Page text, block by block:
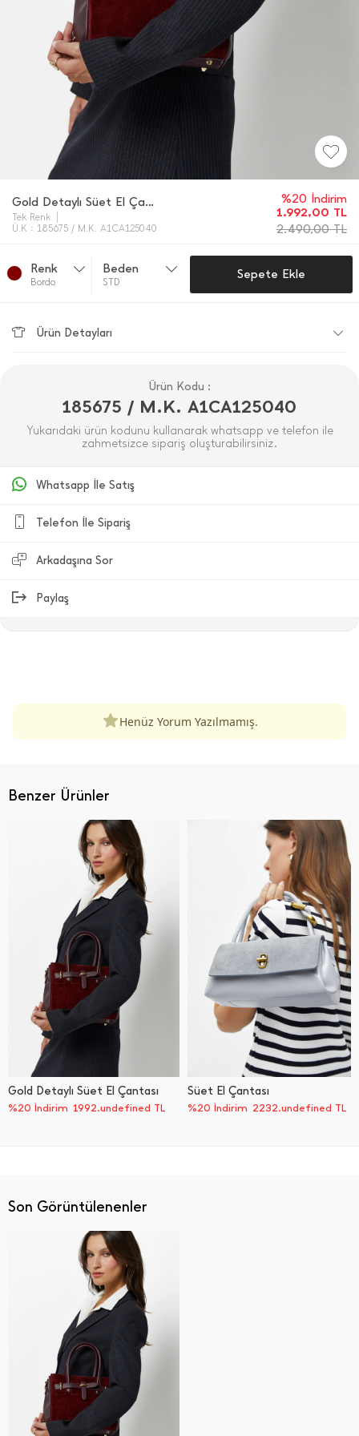
Gold Detaylı Süet El Çantası
Tek Renk
Ü.K : 185675 / M.K. A1CA125040
%20 İndirim
1.992,00 TL
2.490,00TL
Renk
Bordo
Beden
STD
Sepete Ekle
Ürün Detayları
Ürün Kodu :
185675 / M.K. A1CA125040
Yukarıdaki ürün kodunu kullanarak whatsapp ve telefon ile
zahmetsizce sipariş oluşturabilirsiniz.
Whatsapp İle Satış
Telefon İle Sipariş
Arkadaşına Sor
Paylaş
Henüz Yorum Yazılmamış.
Benzer Ürünler
Gold Detaylı Süet El Çantası
%20 İndirim 1992.undefined TL
Süet El Çantası
%20 İndirim 2232.undefined TL
Son Görüntülenenler